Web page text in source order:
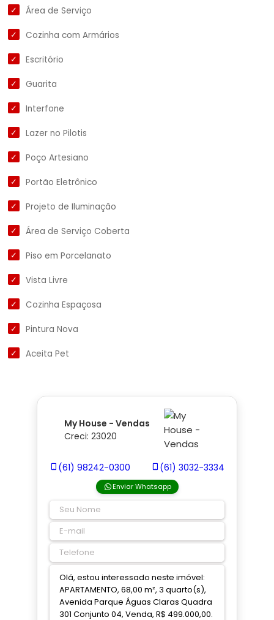
Área de Serviço
Cozinha com Armários
Escritório
Guarita
Interfone
Lazer no Pilotis
Poço Artesiano
Portão Eletrônico
Projeto de Iluminação
Área de Serviço Coberta
Piso em Porcelanato
Vista Livre
Cozinha Espaçosa
Pintura Nova
Aceita Pet
My House - Vendas
Creci: 23020
(61) 98242-0300 (61) 3032-3334
Enviar Whatsapp